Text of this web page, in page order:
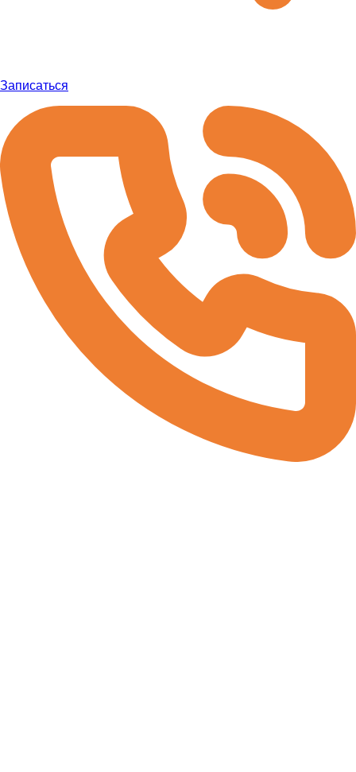
Записаться